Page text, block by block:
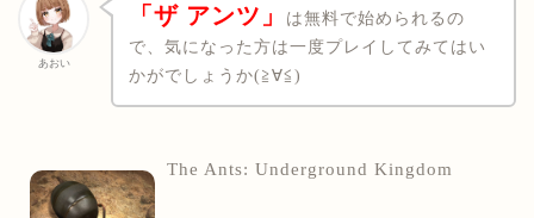
あおい
「ザ アンツ」
は無料で始められるの
で、気になった方は一度プレイしてみてはい
かがでしょうか(≧∀≦)
The Ants: Underground Kingdom